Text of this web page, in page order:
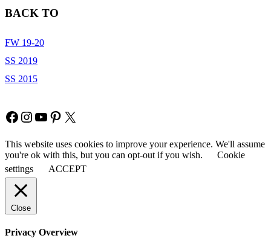
BACK TO
FW 19-20
SS 2019
SS 2015
Facebook
Instagram
YouTube
Pinterest
X
This website uses cookies to improve your experience. We'll assume
you're ok with this, but you can opt-out if you wish.
Cookie
settings
ACCEPT
Close
Privacy Overview